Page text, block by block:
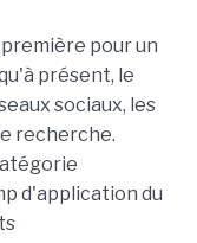
pour un
présent, le
sociaux, les
recherche.
d'application du